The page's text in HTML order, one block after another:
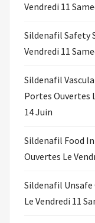
Vendredi 11
Sildenafil Safety
Vendredi 11
Sildenafil
Portes Ouvertes
14 Juin
Sildenafil Food
Ouvertes Le
Sildenafil
Le Vendredi 11